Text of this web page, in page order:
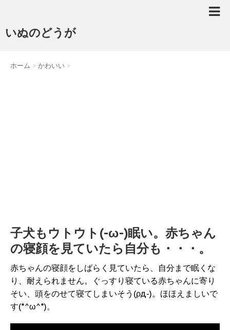
いぬのどうが
ホーム > かわいい >
子犬もウトウト(-ω-)眠い。赤ちゃん
の寝顔を見ていたら自分も・・・。
赤ちゃんの寝顔をしばらく見ていたら、自分まで眠くな
り、耐えられません。ぐっすり寝ている赤ちゃんに寄り
そい、頭をのせて寝てしまいそう(ρд-)。ほほえましいで
す(*^ω^*)。